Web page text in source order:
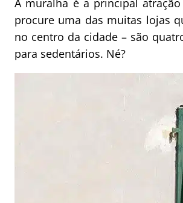
A muralha é a principal
procure uma das muitas lojas
no centro da cidade – são
para sedentários. Né?